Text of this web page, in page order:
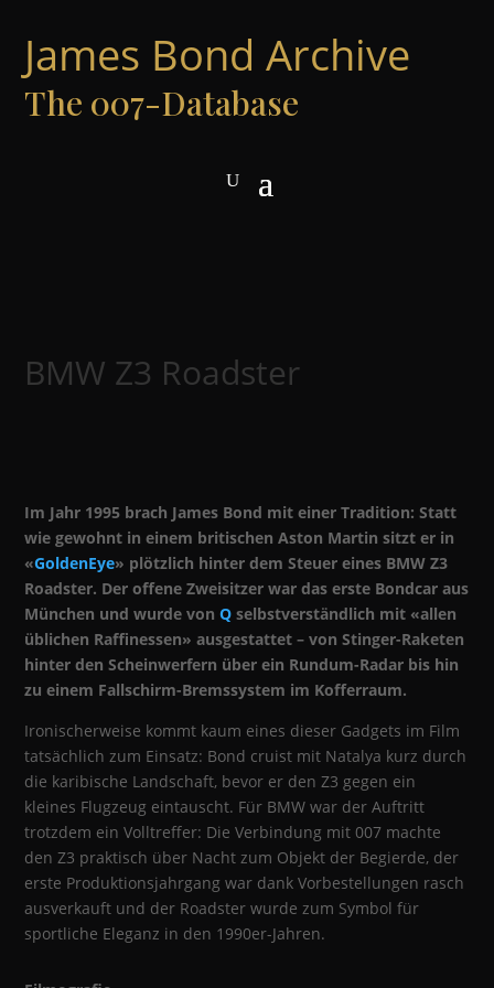
James Bond Archive
The 007-Database
BMW Z3 Roadster
Im Jahr 1995 brach James Bond mit einer Tradition: Statt
wie gewohnt in einem britischen Aston Martin sitzt er in
«GoldenEye» plötzlich hinter dem Steuer eines BMW Z3
Roadster. Der offene Zweisitzer war das erste Bondcar aus
München und wurde vonQ selbstverständlich mit «allen
üblichen Raffinessen» ausgestattet – von Stinger-Raketen
hinter den Scheinwerfern über ein Rundum-Radar bis hin
zu einem Fallschirm-Bremssystem im Kofferraum.
Ironischerweise kommt kaum eines dieser Gadgets im Film
tatsächlich zum Einsatz: Bond cruist mit Natalya kurz durch
die karibische Landschaft, bevor er den Z3 gegen ein
kleines Flugzeug eintauscht. Für BMW war der Auftritt
trotzdem ein Volltreffer: Die Verbindung mit 007 machte
den Z3 praktisch über Nacht zum Objekt der Begierde, der
erste Produktionsjahrgang war dank Vorbestellungen rasch
ausverkauft und der Roadster wurde zum Symbol für
sportliche Eleganz in den 1990er-Jahren.